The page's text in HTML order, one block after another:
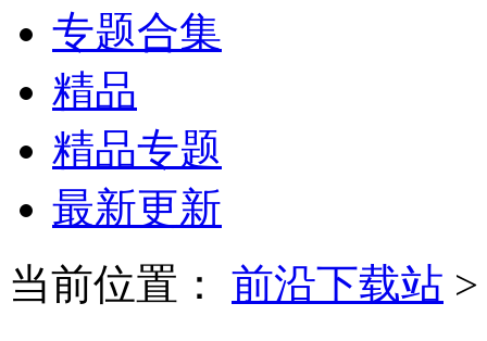
专题合集
精品
精品专题
最新更新
当前位置：
前沿下载站